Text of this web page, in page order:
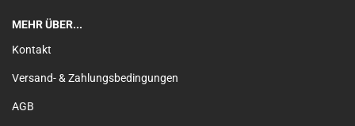
MEHR ÜBER...
Kontakt
Versand- & Zahlungsbedingungen
AGB